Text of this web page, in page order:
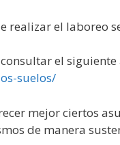
realizar el laboreo
el
suelos/
mejor ciertos
de manera